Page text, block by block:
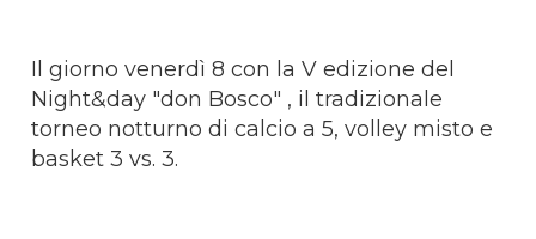
Il giorno venerdì 8 con la V edizione del
Night&day "don Bosco" , il tradizionale
torneo notturno di calcio a 5, volley misto e
basket 3 vs. 3.